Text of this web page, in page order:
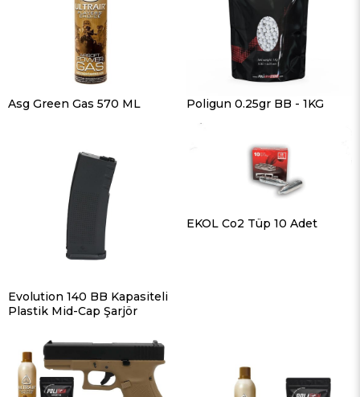
Asg Green Gas 570 ML Poligun 0.25gr BB - 1KG
Evolution 140 BB Kapasiteli
Plastik Mid-Cap Şarjör
EKOL Co2 Tüp 10 Adet